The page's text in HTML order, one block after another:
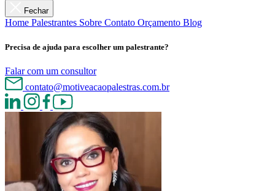
Fechar
Home Palestrantes Sobre Contato Orçamento Blog
Precisa de ajuda para escolher um palestrante?
Falar com um consultor
contato@motiveacaopalestras.com.br